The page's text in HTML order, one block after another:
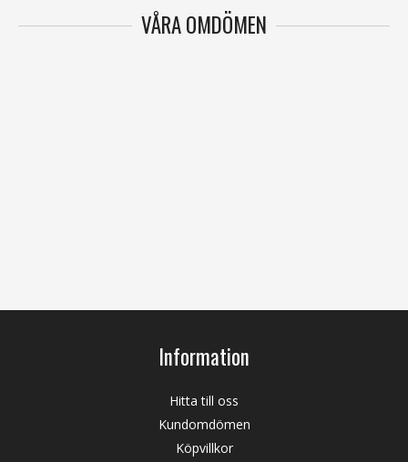
VÅRA OMDÖMEN
Information
Hitta till oss
Kundomdömen
Köpvillkor